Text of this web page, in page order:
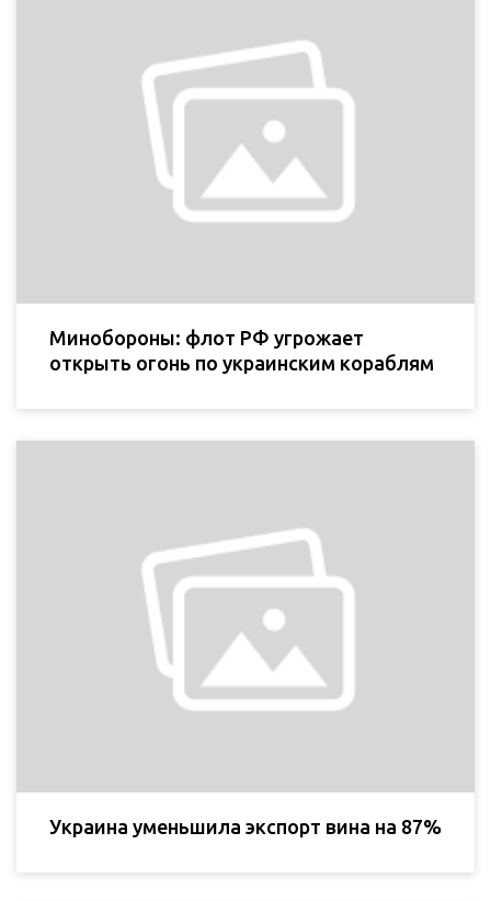
Минобороны: флот РФ угрожает
открыть огонь по украинским кораблям
Украина уменьшила экспорт вина на 87%